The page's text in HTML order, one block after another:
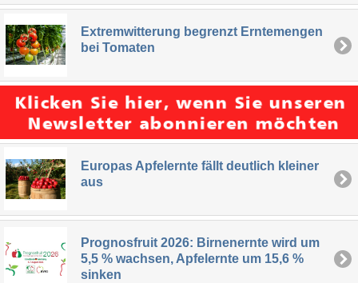
Extremwitterung begrenzt Erntemengen
bei Tomaten
Europas Apfelernte fällt deutlich kleiner
aus
Prognosfruit 2026: Birnenernte wird um
5,5 % wachsen, Apfelernte um 15,6 %
sinken